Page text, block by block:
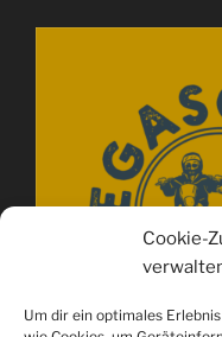
Cookie-
Um dir ein optimales